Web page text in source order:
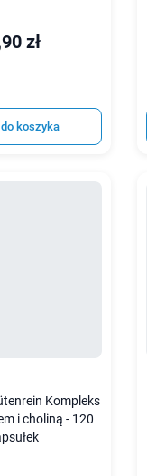
zł
koszyka
Kompleks
i choliną - 120